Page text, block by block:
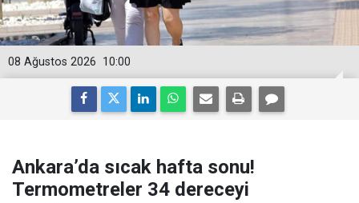
10:00
08 Ağustos 2026
Ankara’da sıcak hafta sonu!
Termometreler 34 dereceyi